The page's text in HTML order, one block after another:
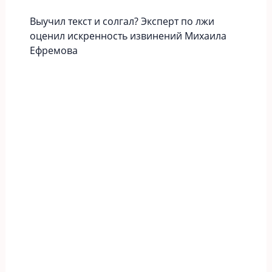
Выучил текст и солгал? Эксперт по лжи
оценил искренность извинений Михаила
Ефремова